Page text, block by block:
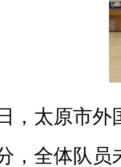
，太原市外
，全体队员